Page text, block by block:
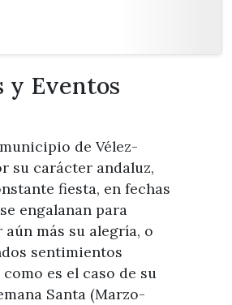
al extranjero
Ayuntamiento
Historia del municipio
Ilustres
Empresas de subtropicales
y eventos
de singularidad turística
Galería fotográfica de eventos
Eventos
y teléfonos del
y Eventos
de Vélez-
su carácter andaluz,
fiesta, en fechas
engalanan para
más su alegría, o
sentimientos
es el caso de su
Santa (Marzo-